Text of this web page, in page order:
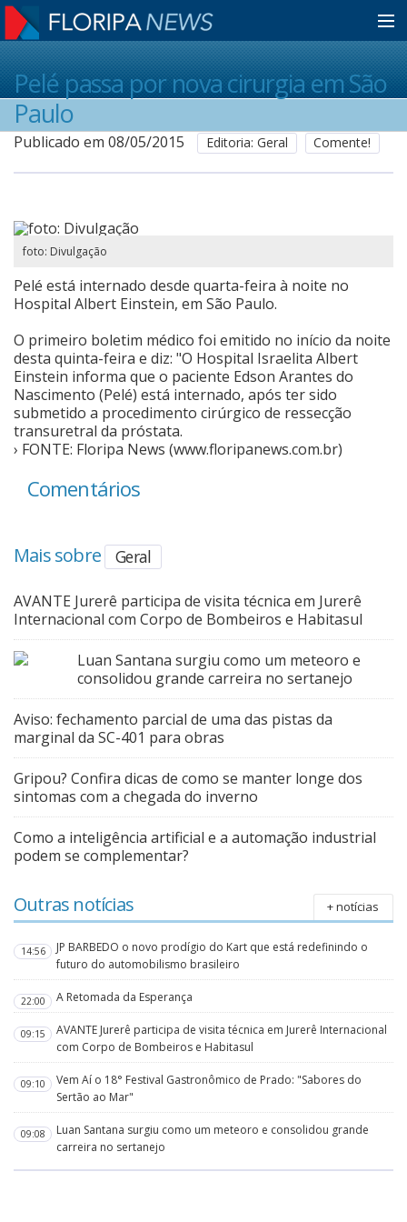
Home
Notícias
Classificados
Guia de Serviços
Anuncie
Cinema
Agenda Cultural
Anuncie
Fale Conosco
Pelé passa por nova cirurgia em São
Paulo
Publicado em 08/05/2015 Editoria: Geral Comente!
foto: Divulgação
Pelé está internado desde quarta-feira à noite no
Hospital Albert Einstein, em São Paulo.
O primeiro boletim médico foi emitido no início da noite
desta quinta-feira e diz: "O Hospital Israelita Albert
Einstein informa que o paciente Edson Arantes do
Nascimento (Pelé) está internado, após ter sido
submetido a procedimento cirúrgico de ressecção
transuretral da próstata.
› FONTE: Floripa News (www.floripanews.com.br)
Comentários
Mais sobre Geral
AVANTE Jurerê participa de visita técnica em Jurerê
Internacional com Corpo de Bombeiros e Habitasul
Luan Santana surgiu como um meteoro e
consolidou grande carreira no sertanejo
Aviso: fechamento parcial de uma das pistas da
marginal da SC-401 para obras
Gripou? Confira dicas de como se manter longe dos
sintomas com a chegada do inverno
Como a inteligência artificial e a automação industrial
podem se complementar?
Outras notícias + notícias
14:56
JP BARBEDO o novo prodígio do Kart que está redefinindo o
futuro do automobilismo brasileiro
22:00 A Retomada da Esperança
09:15
AVANTE Jurerê participa de visita técnica em Jurerê Internacional
com Corpo de Bombeiros e Habitasul
09:10
Vem Aí o 18° Festival Gastronômico de Prado: "Sabores do
Sertão ao Mar"
09:08
Luan Santana surgiu como um meteoro e consolidou grande
carreira no sertanejo